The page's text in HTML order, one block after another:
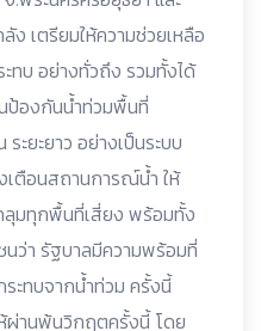
ง เตรียมให้ความช่วยเหลือ
ทบ อย่างทั่วถึง รวมทั้งได้
ป้องกันน้ำท่วมพื้นที่
ะยะยาว อย่างเป็นระบบ
เตือนสถานการณ์น้ำ ให้
ลุมทุกพื้นที่เสี่ยง พร้อมทั้ง
ว่า รัฐบาลมีความพร้อมที่
ะทบจากน้ำท่วม ครั้งนี้
ผ่านพ้นวิกฤตครั้งนี้ โดย